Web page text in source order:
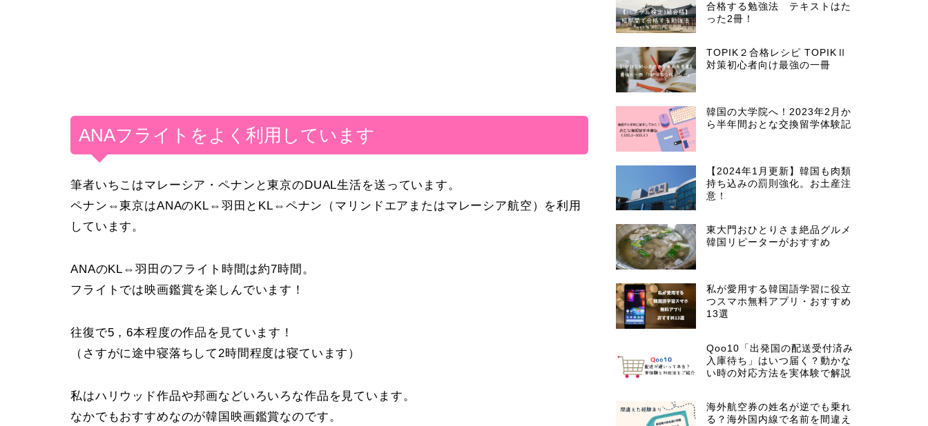
ANAフライトをよく利用しています
筆者いちこはマレーシア・ペナンと東京のDUAL生活を送っています。
ペナン⇔東京はANAのKL⇔羽田とKL⇔ペナン（マリンドエアまたはマレーシア航空）を利用
しています。
ANAのKL⇔羽田のフライト時間は約7時間。
フライトでは映画鑑賞を楽しんでいます！
往復で5，6本程度の作品を見ています！
（さすがに途中寝落ちして2時間程度は寝ています）
私はハリウッド作品や邦画などいろいろな作品を見ています。
なかでもおすすめなのが韓国映画鑑賞なのです。
合格する勉強法 テキストはた
った2冊！
TOPIK２合格レシピ TOPIKⅡ
対策初心者向け最強の一冊
韓国の大学院へ！2023年2月か
ら半年間おとな交換留学体験記
【2024年1月更新】韓国も肉類
持ち込みの罰則強化。お土産注
意！
東大門おひとりさま絶品グルメ
韓国リピーターがおすすめ
私が愛用する韓国語学習に役立
つスマホ無料アプリ・おすすめ
13選
Qoo10「出発国の配送受付済み
入庫待ち」はいつ届く？動かな
い時の対応方法を実体験で解説
海外航空券の姓名が逆でも乗れ
る？海外国内線で名前を間違え